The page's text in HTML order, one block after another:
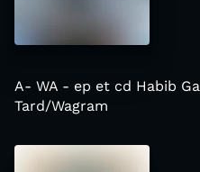
A- WA - ep et cd Habib
Tard/Wagram